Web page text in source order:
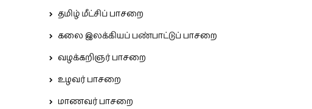
தமிழ் மீட்சிப் பாசறை
கலை இலக்கியப் பண்பாட்டுப் பாசறை
வழக்கறிஞர் பாசறை
உழவர் பாசறை
மாணவர் பாசறை